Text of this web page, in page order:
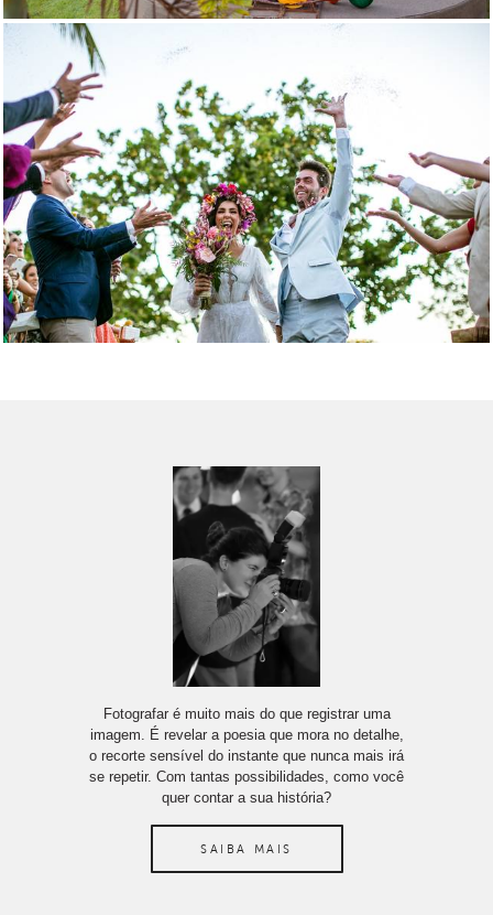
Fotografar é muito mais do que registrar uma
imagem. É revelar a poesia que mora no detalhe,
o recorte sensível do instante que nunca mais irá
se repetir. Com tantas possibilidades, como você
quer contar a sua história?
SAIBA MAIS